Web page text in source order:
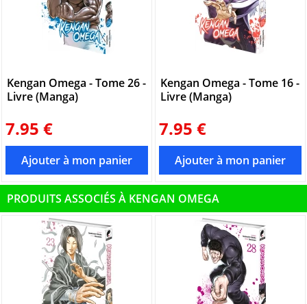
Kengan Omega - Tome 26 -
Livre (Manga)
7.95 €
Kengan Omega - Tome 16 -
Livre (Manga)
7.95 €
PRODUITS ASSOCIÉS À KENGAN OMEGA